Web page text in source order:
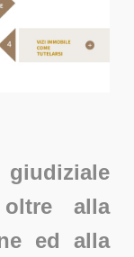
alla
ed alla